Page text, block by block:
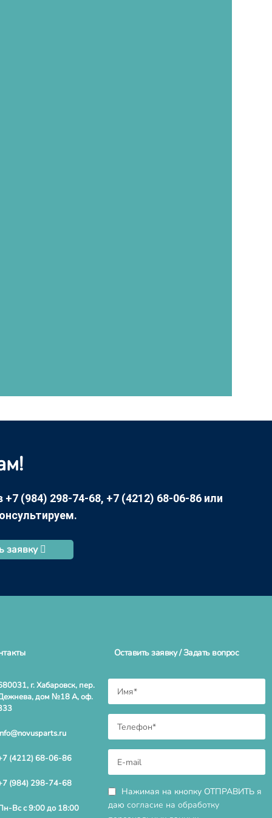
(984) 298-74-68, +7 (4212) 68-06-86 или
заявку
г. Хабаровск, пер.
дом №18 А, оф.
(4212) 68-06-86
(984) 298-74-68
Вс с 9:00 до 18:00
Оставить заявку / Задать вопрос
Нажимая на кнопку ОТПРАВИТЬ я
даю согласие на обработку